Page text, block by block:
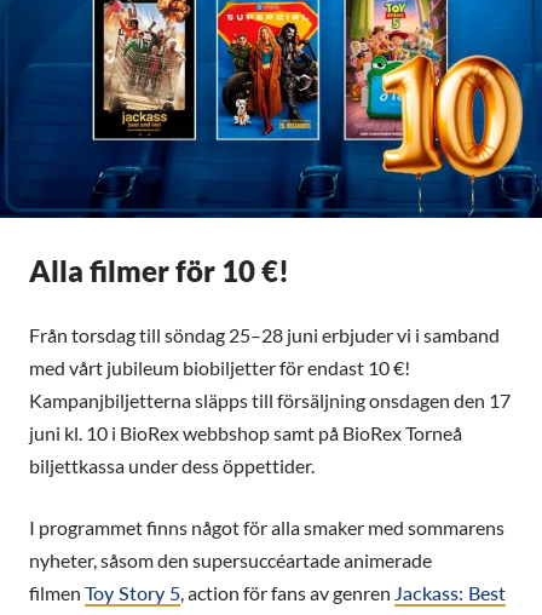
Alla filmer för 10 €!
Från torsdag till söndag 25–28 juni erbjuder vi i samband
med vårt jubileum biobiljetter för endast 10 €!
Kampanjbiljetterna släpps till försäljning onsdagen den 17
juni kl. 10 i BioRex webbshop samt på BioRex Torneå
biljettkassa under dess öppettider.
I programmet finns något för alla smaker med sommarens
nyheter, såsom den supersuccéartade animerade
filmen Toy Story 5, action för fans av genren Jackass: Best